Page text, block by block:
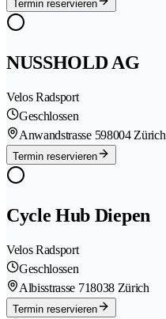
Termin reservieren
NUSSHOLD AG
Velos Radsport
Geschlossen
Anwandstrasse 598004 Zürich
Termin reservieren
Cycle Hub Diepen
Velos Radsport
Geschlossen
Albisstrasse 718038 Zürich
Termin reservieren